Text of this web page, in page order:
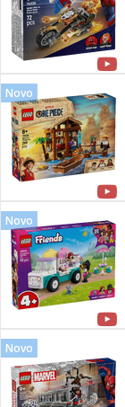
Novo
Novo
Novo